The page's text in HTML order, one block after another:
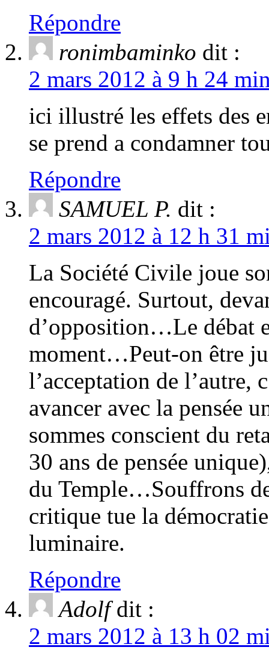
Répondre
ronimbaminko dit :
2 mars 2012 à 9 h 24
ici illustré les effets des
se prend a condamner
Répondre
SAMUEL P. dit :
2 mars 2012 à 12 h 31
La Société Civile joue
encouragé. Surtout,
d’opposition…Le débat
moment…Peut-on être
l’acceptation de l’autre,
avancer avec la pensée
sommes conscient du
30 ans de pensée
du Temple…Souffrons
critique tue la
luminaire.
Répondre
Adolf dit :
2 mars 2012 à 13 h 02